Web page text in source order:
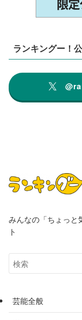
ランキングー！
みんなの「ちょっと
ト
芸能全般